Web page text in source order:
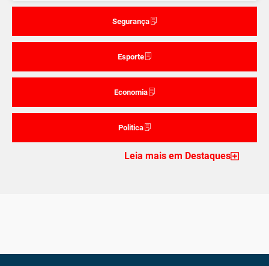
Segurança
Esporte
Economia
Politica
Leia mais em Destaques